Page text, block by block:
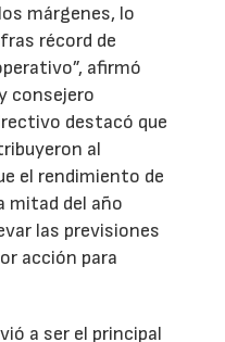
márgenes, lo
récord de
afirmó
consejero
destacó que
al
el rendimiento de
mitad del año
las previsiones
acción para
a ser el principal